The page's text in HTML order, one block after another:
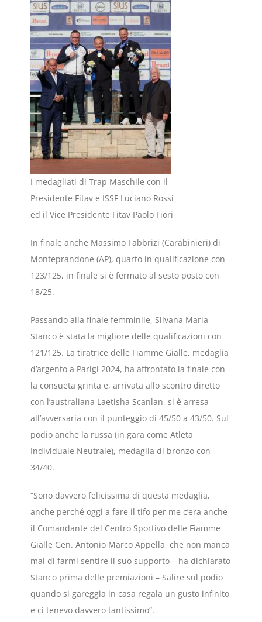
I medagliati di Trap Maschile con il
Presidente Fitav e ISSF Luciano Rossi
ed il Vice Presidente Fitav Paolo Fiori
In finale anche Massimo Fabbrizi (Carabinieri) di
Monteprandone (AP), quarto in qualificazione con
123/125, in finale si è fermato al sesto posto con
18/25.
Passando alla finale femminile, Silvana Maria
Stanco è stata la migliore delle qualificazioni con
121/125. La tiratrice delle Fiamme Gialle, medaglia
d’argento a Parigi 2024, ha affrontato la finale con
la consueta grinta e, arrivata allo scontro diretto
con l’australiana Laetisha Scanlan, si è arresa
all’avversaria con il punteggio di 45/50 a 43/50. Sul
podio anche la russa (in gara come Atleta
Individuale Neutrale), medaglia di bronzo con
34/40.
“Sono davvero felicissima di questa medaglia,
anche perché oggi a fare il tifo per me c’era anche
il Comandante del Centro Sportivo delle Fiamme
Gialle Gen. Antonio Marco Appella, che non manca
mai di farmi sentire il suo supporto – ha dichiarato
Stanco prima delle premiazioni – Salire sul podio
quando si gareggia in casa regala un gusto infinito
e ci tenevo davvero tantissimo”.